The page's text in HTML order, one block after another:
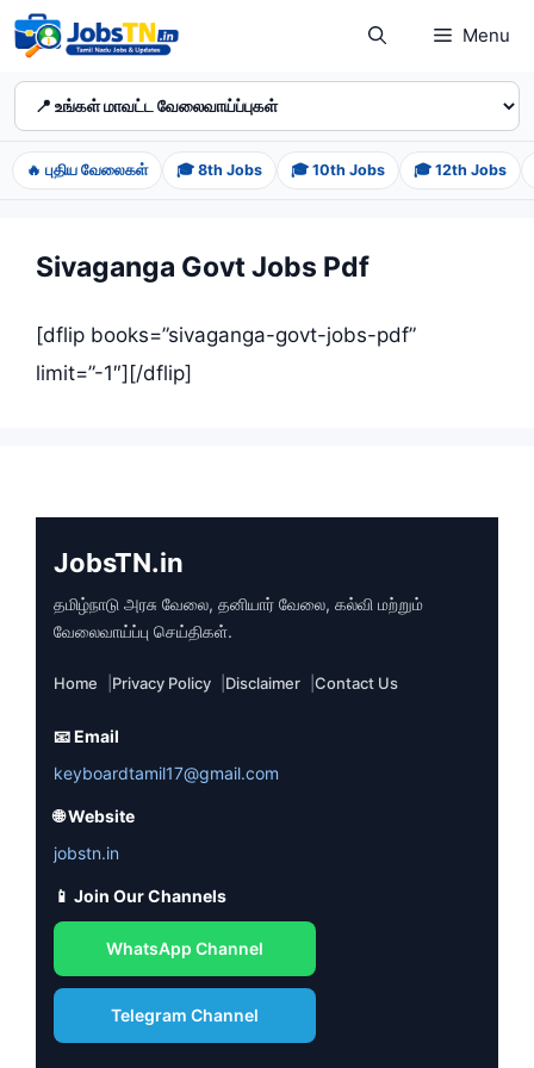
Skip
to
content
Menu
🔥 புதிய வேலைகள் 🎓 8th Jobs 🎓 10th Jobs 🎓 12th Jobs
Sivaganga Govt Jobs Pdf
[dflip books=”sivaganga-govt-jobs-pdf”
limit=”-1″][/dflip]
JobsTN.in
தமிழ்நாடு அரசு வேலை, தனியார் வேலை, கல்வி மற்றும்
வேலைவாய்ப்பு செய்திகள்.
Home Privacy Policy Disclaimer Contact Us
📧 Email
keyboardtamil17@gmail.com
🌐 Website
jobstn.in
📱 Join Our Channels
WhatsApp Channel
Telegram Channel